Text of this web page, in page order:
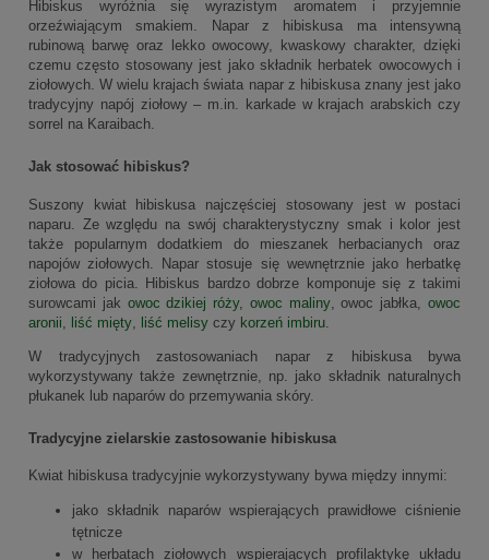
Hibiskus wyróżnia się wyrazistym aromatem i przyjemnie
orzeźwiającym smakiem. Napar z hibiskusa ma intensywną
rubinową barwę oraz lekko owocowy, kwaskowy charakter, dzięki
czemu często stosowany jest jako składnik herbatek owocowych i
ziołowych. W wielu krajach świata napar z hibiskusa znany jest jako
tradycyjny napój ziołowy – m.in. karkade w krajach arabskich czy
sorrel na Karaibach.
Jak stosować hibiskus?
Suszony kwiat hibiskusa najczęściej stosowany jest w postaci
naparu. Ze względu na swój charakterystyczny smak i kolor jest
także popularnym dodatkiem do mieszanek herbacianych oraz
napojów ziołowych. Napar stosuje się wewnętrznie jako herbatkę
ziołowa do picia. Hibiskus bardzo dobrze komponuje się z takimi
surowcami jak owoc dzikiej róży, owoc maliny, owoc jabłka,owoc
aronii
liść mięty liść melisy czy korzeń imbiru
W tradycyjnych zastosowaniach napar z hibiskusa bywa
wykorzystywany także zewnętrznie, np. jako składnik naturalnych
płukanek lub naparów do przemywania skóry.
Tradycyjne zielarskie zastosowanie hibiskusa
Kwiat hibiskusa tradycyjnie wykorzystywany bywa między innymi:
jako składnik naparów wspierających prawidłowe ciśnienie
tętnicze
w herbatach ziołowych wspierających profilaktykę układu